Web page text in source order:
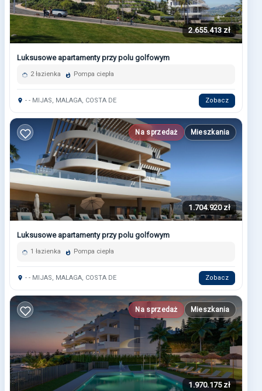
2.655.413 zł
Luksusowe apartamenty przy polu golfowym
2 łazienka Pompa ciepła
- - MIJAS, MALAGA, COSTA DE Zobacz
Na sprzedaż Mieszkania
1.704.920 zł
Luksusowe apartamenty przy polu golfowym
1 łazienka Pompa ciepła
- - MIJAS, MALAGA, COSTA DE Zobacz
Na sprzedaż Mieszkania
1.970.175 zł